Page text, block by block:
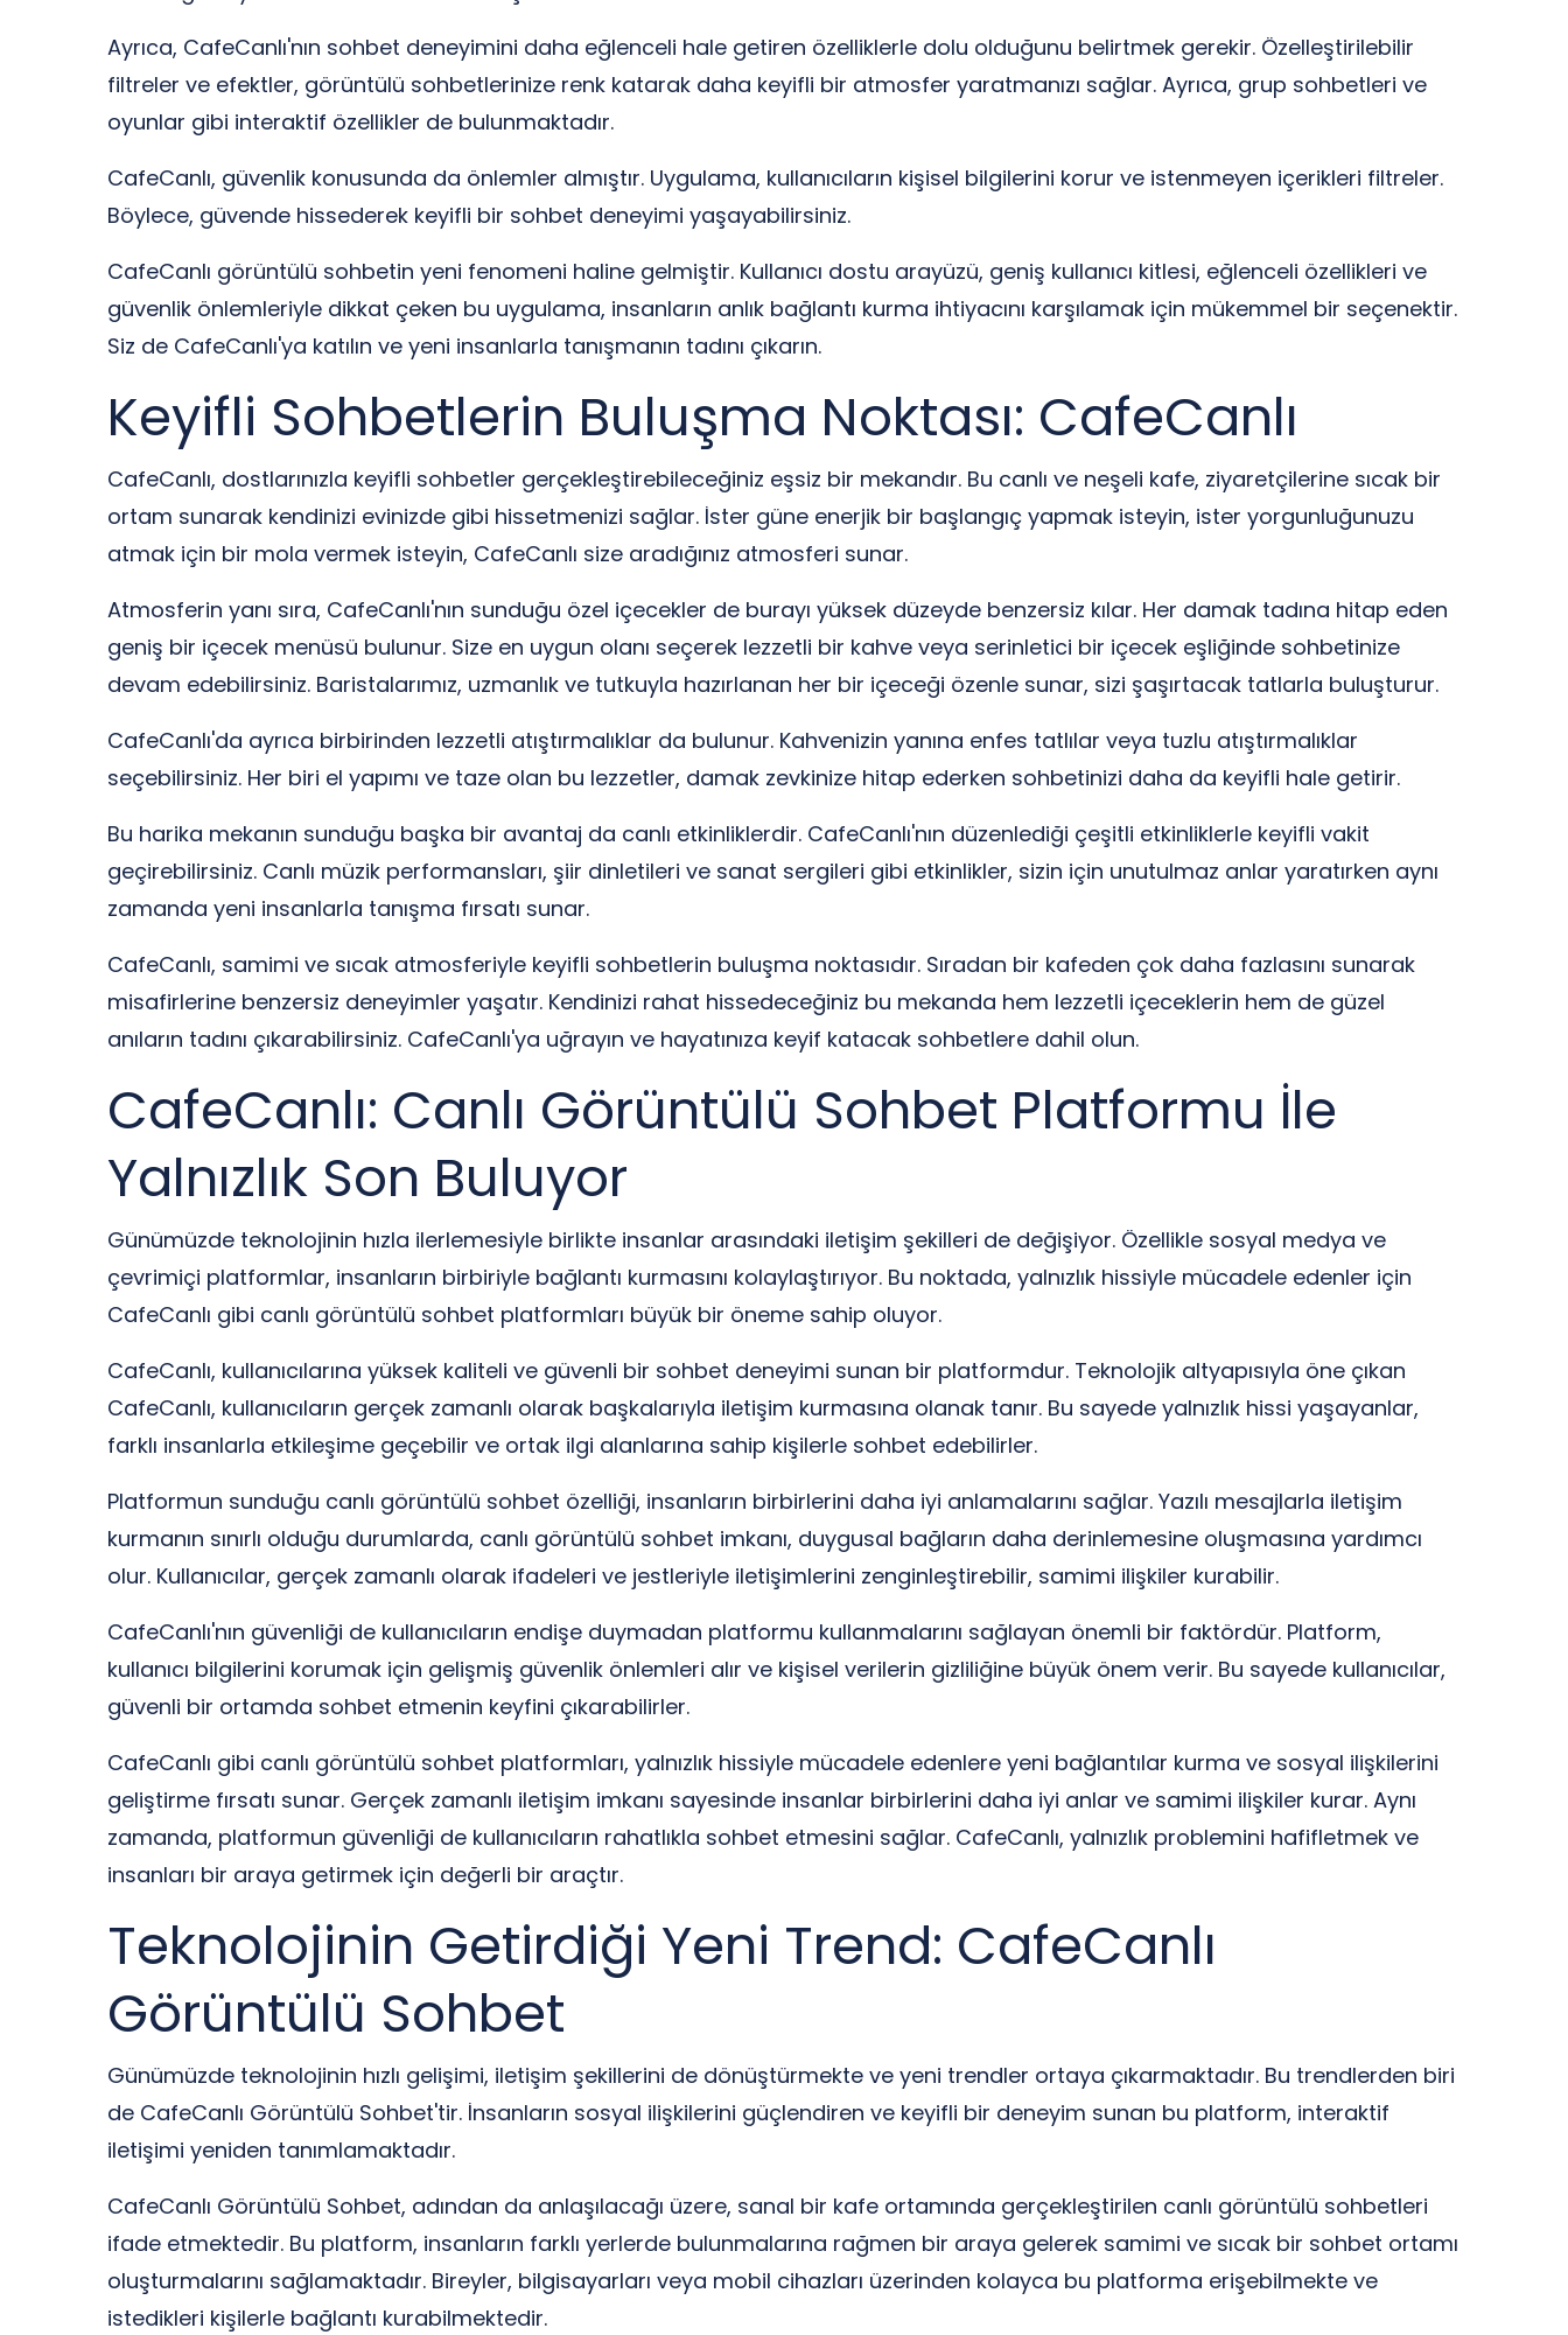
Ayrıca, CafeCanlı'nın sohbet deneyimini daha eğlenceli hale getiren özelliklerle dolu olduğunu belirtmek gerekir. Özelleştirilebilir
filtreler ve efektler, görüntülü sohbetlerinize renk katarak daha keyifli bir atmosfer yaratmanızı sağlar. Ayrıca, grup sohbetleri ve
oyunlar gibi interaktif özellikler de bulunmaktadır.
CafeCanlı, güvenlik konusunda da önlemler almıştır. Uygulama, kullanıcıların kişisel bilgilerini korur ve istenmeyen içerikleri filtreler.
Böylece, güvende hissederek keyifli bir sohbet deneyimi yaşayabilirsiniz.
CafeCanlı görüntülü sohbetin yeni fenomeni haline gelmiştir. Kullanıcı dostu arayüzü, geniş kullanıcı kitlesi, eğlenceli özellikleri ve
güvenlik önlemleriyle dikkat çeken bu uygulama, insanların anlık bağlantı kurma ihtiyacını karşılamak için mükemmel bir seçenektir.
Siz de CafeCanlı'ya katılın ve yeni insanlarla tanışmanın tadını çıkarın.
Keyifli Sohbetlerin Buluşma Noktası: CafeCanlı
CafeCanlı, dostlarınızla keyifli sohbetler gerçekleştirebileceğiniz eşsiz bir mekandır. Bu canlı ve neşeli kafe, ziyaretçilerine sıcak bir
ortam sunarak kendinizi evinizde gibi hissetmenizi sağlar. İster güne enerjik bir başlangıç yapmak isteyin, ister yorgunluğunuzu
atmak için bir mola vermek isteyin, CafeCanlı size aradığınız atmosferi sunar.
Atmosferin yanı sıra, CafeCanlı'nın sunduğu özel içecekler de burayı yüksek düzeyde benzersiz kılar. Her damak tadına hitap eden
geniş bir içecek menüsü bulunur. Size en uygun olanı seçerek lezzetli bir kahve veya serinletici bir içecek eşliğinde sohbetinize
devam edebilirsiniz. Baristalarımız, uzmanlık ve tutkuyla hazırlanan her bir içeceği özenle sunar, sizi şaşırtacak tatlarla buluşturur.
CafeCanlı'da ayrıca birbirinden lezzetli atıştırmalıklar da bulunur. Kahvenizin yanına enfes tatlılar veya tuzlu atıştırmalıklar
seçebilirsiniz. Her biri el yapımı ve taze olan bu lezzetler, damak zevkinize hitap ederken sohbetinizi daha da keyifli hale getirir.
Bu harika mekanın sunduğu başka bir avantaj da canlı etkinliklerdir. CafeCanlı'nın düzenlediği çeşitli etkinliklerle keyifli vakit
geçirebilirsiniz. Canlı müzik performansları, şiir dinletileri ve sanat sergileri gibi etkinlikler, sizin için unutulmaz anlar yaratırken aynı
zamanda yeni insanlarla tanışma fırsatı sunar.
CafeCanlı, samimi ve sıcak atmosferiyle keyifli sohbetlerin buluşma noktasıdır. Sıradan bir kafeden çok daha fazlasını sunarak
misafirlerine benzersiz deneyimler yaşatır. Kendinizi rahat hissedeceğiniz bu mekanda hem lezzetli içeceklerin hem de güzel
anıların tadını çıkarabilirsiniz. CafeCanlı'ya uğrayın ve hayatınıza keyif katacak sohbetlere dahil olun.
CafeCanlı: Canlı Görüntülü Sohbet Platformu İle
Yalnızlık Son Buluyor
Günümüzde teknolojinin hızla ilerlemesiyle birlikte insanlar arasındaki iletişim şekilleri de değişiyor. Özellikle sosyal medya ve
çevrimiçi platformlar, insanların birbiriyle bağlantı kurmasını kolaylaştırıyor. Bu noktada, yalnızlık hissiyle mücadele edenler için
CafeCanlı gibi canlı görüntülü sohbet platformları büyük bir öneme sahip oluyor.
CafeCanlı, kullanıcılarına yüksek kaliteli ve güvenli bir sohbet deneyimi sunan bir platformdur. Teknolojik altyapısıyla öne çıkan
CafeCanlı, kullanıcıların gerçek zamanlı olarak başkalarıyla iletişim kurmasına olanak tanır. Bu sayede yalnızlık hissi yaşayanlar,
farklı insanlarla etkileşime geçebilir ve ortak ilgi alanlarına sahip kişilerle sohbet edebilirler.
Platformun sunduğu canlı görüntülü sohbet özelliği, insanların birbirlerini daha iyi anlamalarını sağlar. Yazılı mesajlarla iletişim
kurmanın sınırlı olduğu durumlarda, canlı görüntülü sohbet imkanı, duygusal bağların daha derinlemesine oluşmasına yardımcı
olur. Kullanıcılar, gerçek zamanlı olarak ifadeleri ve jestleriyle iletişimlerini zenginleştirebilir, samimi ilişkiler kurabilir.
CafeCanlı'nın güvenliği de kullanıcıların endişe duymadan platformu kullanmalarını sağlayan önemli bir faktördür. Platform,
kullanıcı bilgilerini korumak için gelişmiş güvenlik önlemleri alır ve kişisel verilerin gizliliğine büyük önem verir. Bu sayede kullanıcılar,
güvenli bir ortamda sohbet etmenin keyfini çıkarabilirler.
CafeCanlı gibi canlı görüntülü sohbet platformları, yalnızlık hissiyle mücadele edenlere yeni bağlantılar kurma ve sosyal ilişkilerini
geliştirme fırsatı sunar. Gerçek zamanlı iletişim imkanı sayesinde insanlar birbirlerini daha iyi anlar ve samimi ilişkiler kurar. Aynı
zamanda, platformun güvenliği de kullanıcıların rahatlıkla sohbet etmesini sağlar. CafeCanlı, yalnızlık problemini hafifletmek ve
insanları bir araya getirmek için değerli bir araçtır.
Teknolojinin Getirdiği Yeni Trend: CafeCanlı
Görüntülü Sohbet
Günümüzde teknolojinin hızlı gelişimi, iletişim şekillerini de dönüştürmekte ve yeni trendler ortaya çıkarmaktadır. Bu trendlerden biri
de CafeCanlı Görüntülü Sohbet'tir. İnsanların sosyal ilişkilerini güçlendiren ve keyifli bir deneyim sunan bu platform, interaktif
iletişimi yeniden tanımlamaktadır.
CafeCanlı Görüntülü Sohbet, adından da anlaşılacağı üzere, sanal bir kafe ortamında gerçekleştirilen canlı görüntülü sohbetleri
ifade etmektedir. Bu platform, insanların farklı yerlerde bulunmalarına rağmen bir araya gelerek samimi ve sıcak bir sohbet ortamı
oluşturmalarını sağlamaktadır. Bireyler, bilgisayarları veya mobil cihazları üzerinden kolayca bu platforma erişebilmekte ve
istedikleri kişilerle bağlantı kurabilmektedir.